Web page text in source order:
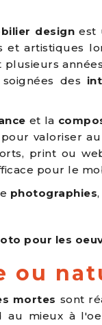
design est
et artistiques
plusieurs
des
et la
valoriser
print ou
pour le
photographies
pour les
ou
mortes sont
au mieux à